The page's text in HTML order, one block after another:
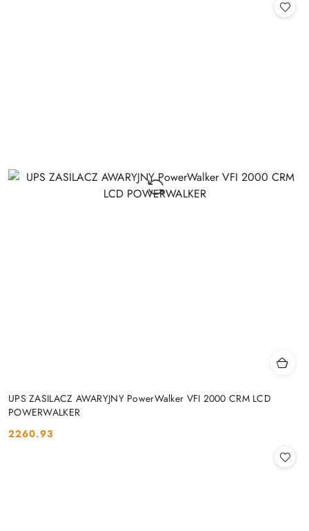
UPS ZASILACZ AWARYJNY PowerWalker VFI 2000 CRM LCD
POWERWALKER
Cena:
2260.93